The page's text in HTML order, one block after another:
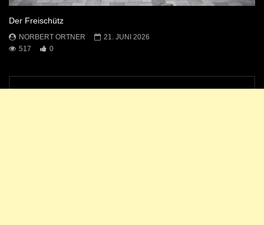
Der Freischütz
NORBERT ORTNER
21. JUNI 2026
517
0